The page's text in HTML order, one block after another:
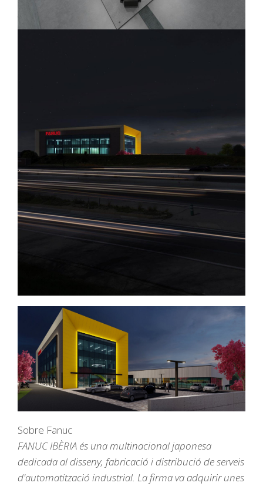
Sobre Fanuc
FANUC IBÈRIA és una multinacional japonesa
dedicada al disseny, fabricació i distribució de serveis
d'automatització industrial. La firma va adquirir unes